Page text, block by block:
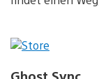
Ghost Sync